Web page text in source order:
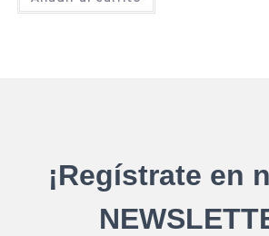
¡Regístrate en